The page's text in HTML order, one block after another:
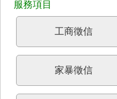
工商徵信
家暴徵信